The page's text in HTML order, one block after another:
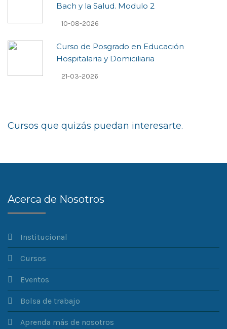
Bach y la Salud. Modulo 2
10-08-2026
Curso de Posgrado en Educación
Hospitalaria y Domiciliaria
21-03-2026
Cursos que quizás puedan interesarte.
Acerca de Nosotros
Institucional
Cursos
Eventos
Bolsa de trabajo
Aprenda más de nosotros